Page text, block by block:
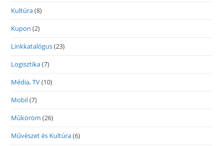
Kultúra(8)
Kupon (2)
Linkkatalógus(23)
Logisztika(7)
Média, TV(10)
Mobil(7)
Műköröm (26)
Művészet és Kultúra(6)